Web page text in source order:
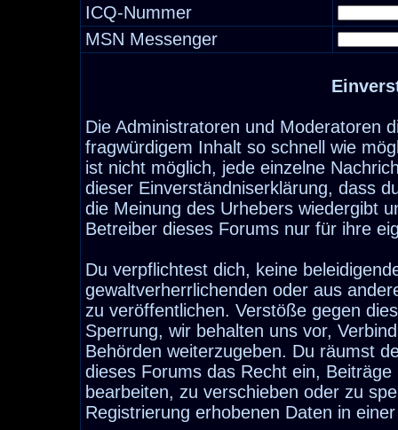
ICQ-Nummer
MSN Messenger
Die Administratoren und Moderatoren
fragwürdigem Inhalt so schnell wie
ist nicht möglich, jede einzelne
dieser Einverständniserklärung, dass
die Meinung des Urhebers wiedergibt
Betreiber dieses Forums nur für ihre
Du verpflichtest dich, keine
gewaltverherrlichenden oder aus
zu veröffentlichen. Verstöße gegen
Sperrung, wir behalten uns vor,
Behörden weiterzugeben. Du räumst
dieses Forums das Recht ein,
bearbeiten, zu verschieben oder zu
Registrierung erhobenen Daten in